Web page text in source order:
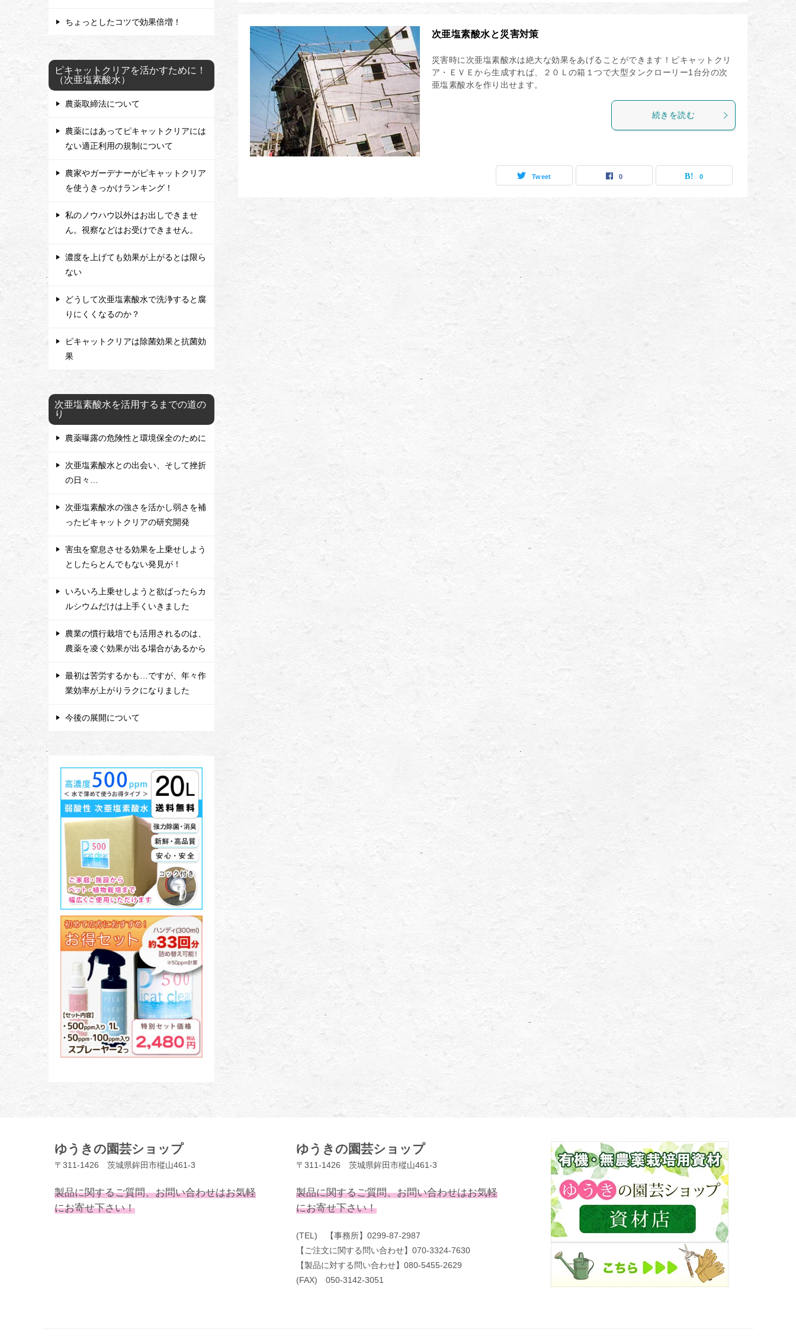
次亜塩素酸水と災害対策
災害時に次亜塩素酸水は絶大な効果をあげることができます！ピキャットクリ
ア・ＥＶＥから生成すれば、２０Ｌの箱１つで大型タンクローリー1台分の次
亜塩素酸水を作り出せます。
続きを読む
Tweet 0 0
ちょっとしたコツで効果倍増！
ピキャットクリアを活かすために！
（次亜塩素酸水）
農薬取締法について
農薬にはあってピキャットクリアには
ない適正利用の規制について
農家やガーデナーがピキャットクリア
を使うきっかけランキング！
私のノウハウ以外はお出しできませ
ん。視察などはお受けできません。
濃度を上げても効果が上がるとは限ら
ない
どうして次亜塩素酸水で洗浄すると腐
りにくくなるのか？
ピキャットクリアは除菌効果と抗菌効
果
次亜塩素酸水を活用するまでの道の
り
農薬曝露の危険性と環境保全のために
次亜塩素酸水との出会い、そして挫折
の日々…
次亜塩素酸水の強さを活かし弱さを補
ったピキャットクリアの研究開発
害虫を窒息させる効果を上乗せしよう
としたらとんでもない発見が！
いろいろ上乗せしようと欲ばったらカ
ルシウムだけは上手くいきました
農業の慣行栽培でも活用されるのは、
農薬を凌ぐ効果が出る場合があるから
最初は苦労するかも…ですが、年々作
業効率が上がりラクになりました
今後の展開について
ゆうきの園芸ショップ
〒311-1426 茨城県鉾田市樅山461-3
製品に関するご質問、お問い合わせはお気軽
にお寄せ下さい！
ゆうきの園芸ショップ
〒311-1426 茨城県鉾田市樅山461-3
製品に関するご質問、お問い合わせはお気軽
にお寄せ下さい！
(TEL) 【事務所】0299-87-2987
【ご注文に関する問い合わせ】070-3324-7630
【製品に対する問い合わせ】080-5455-2629
(FAX) 050-3142-3051